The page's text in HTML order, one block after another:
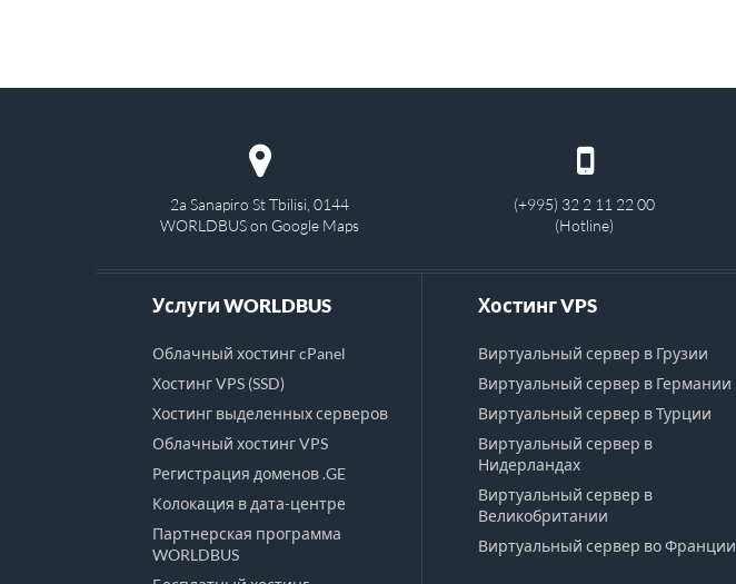
2a Sanapiro St Tbilisi, 0144
WORLDBUS on Google Maps
(+995) 32 2 11 22 00
(Hotline)
Услуги WORLDBUS
Облачный хостинг cPanel
Хостинг VPS (SSD)
Хостинг выделенных серверов
Облачный хостинг VPS
Регистрация доменов .GE
Колокация в дата-центре
Партнерская программа
WORLDBUS
Хостинг VPS
Виртуальный сервер в Грузии
Виртуальный сервер в Германии
Виртуальный сервер в Турции
Виртуальный сервер в
Нидерландах
Виртуальный сервер в
Великобритании
Виртуальный сервер во Франции